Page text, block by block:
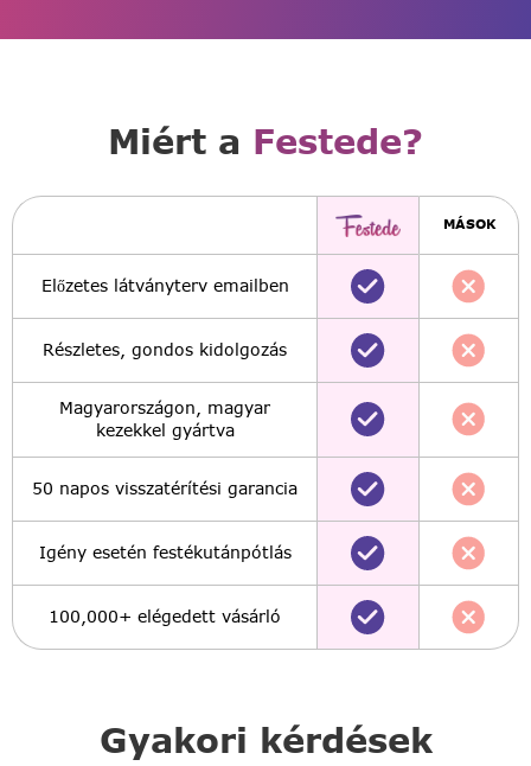
Gyakori kérdések
Miért a Festede?
MÁSOK
Előzetes látványterv emailben
Részletes, gondos kidolgozás
Magyarországon, magyar
kezekkel gyártva
50 napos visszatérítési garancia
Igény esetén festékutánpótlás
100,000+ elégedett vásárló